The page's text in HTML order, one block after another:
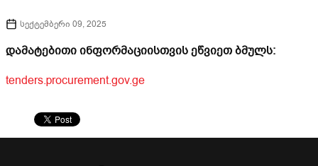
სექტემბერი 09, 2025
დამატებითი ინფორმაციისთვის ეწვიეთ ბმულს:
tenders.procurement.gov.ge